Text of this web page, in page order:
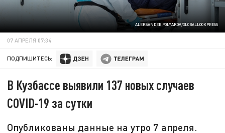
ALEKSANDER POLYAKOV/GLOBALLOOKPRESS
07 АПРЕЛЯ 07:34
ПОДПИШИТЕСЬ:
В Кузбассе выявили 137 новых случаев
COVID-19 за сутки
Опубликованы данные на утро 7 апреля.